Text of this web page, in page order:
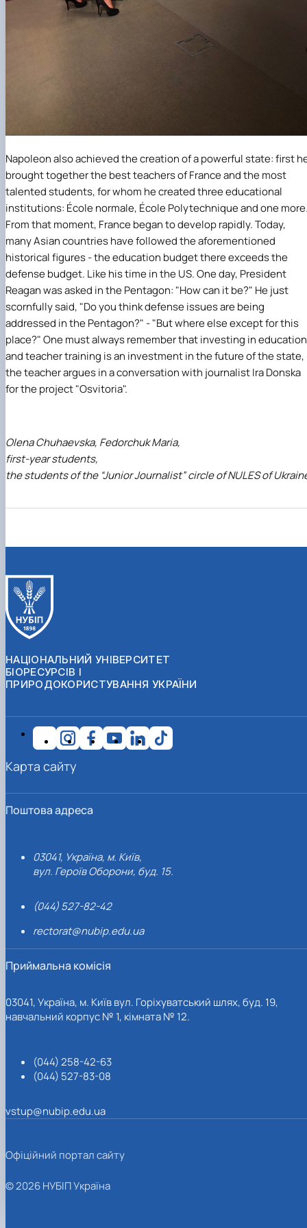
Napoleon also achieved the creation of a powerful state: first
brought together the best teachers of France and the most
talented students, for whom he created three educational
institutions: École normale, École Polytechnique and one
From that moment, France began to develop rapidly. Today,
many Asian countries have followed the aforementioned
historical figures - the education budget there exceeds the
defense budget. Like his time in the US. One day, President
Reagan was asked in the Pentagon: "How can it be?" He just
scornfully said, "Do you think defense issues are being
addressed in the Pentagon?" - "But where else except for this
place?" One must always remember that investing in education
and teacher training is an investment in the future of the state,
the teacher argues in a conversation with journalist Ira Donska
for the project "Osvitoria".
Olena Chuhaevska, Fedorchuk Maria,
first-year students,
the students of the “Junior Journalist” circle of NULES of
НАЦІОНАЛЬНИЙ УНІВЕРСИТЕТ
БІОРЕСУРСІВ І
ПРИРОДОКОРИСТУВАННЯ УКРАЇНИ
Поштова адреса
03041, Україна, м. Київ,
вул. Героїв Оборони, буд. 15.
(044) 527-82-42
rectorat@nubip.edu.ua
Приймальна комісія
03041, Україна, м. Київ вул. Горіхуватський шлях, буд. 19,
навчальний корпус № 1, кімната № 12.
(044) 258-42-63
(044) 527-83-08
vstup@nubip.edu.ua
Карта сайту
Офіційний портал сайту
© 2026 НУБІП Україна